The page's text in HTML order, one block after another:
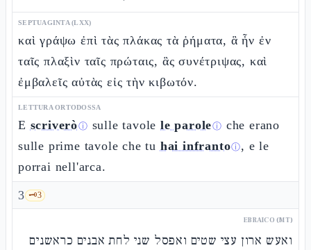
SEPTUAGINTA (LXX)
καὶ γράψω ἐπὶ τὰς πλάκας τὰ ῥήματα, ἃ ἦν ἐν
ταῖς πλαξὶν ταῖς πρώταις, ἃς συνέτριψας, καὶ
ἐμβαλεῖς αὐτὰς εἰς τὴν κιβωτόν.
LETTURA ORTODOSSA
E scriveròⓘ sulle tavolele paroleⓘ che erano
sulle prime tavole che tu hai infrantoⓘ, e le
porrai nell'arca.
3 🗝️3
EBRAICO (MT)
ואעש ארון עצי שטים ואפסל שני לחת אבנים כראשנים